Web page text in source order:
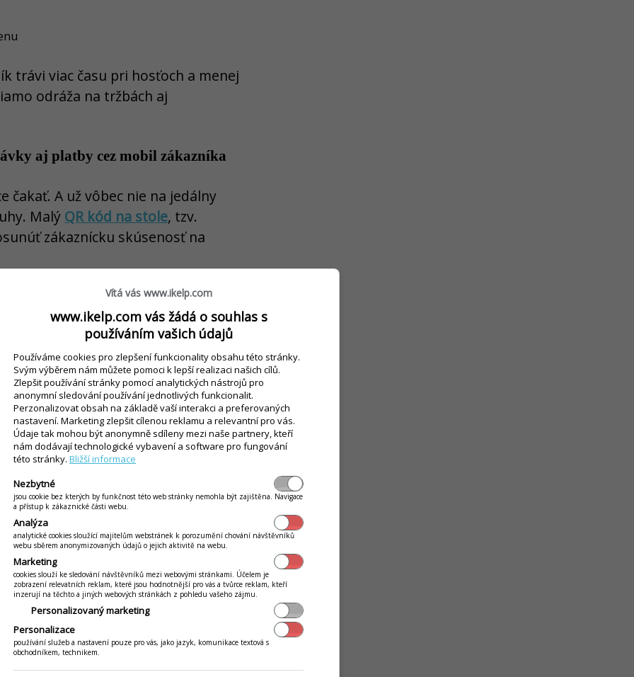
trávi viac času pri hosťoch a menej
odráža na tržbách aj
aj platby cez mobil zákazníka
čakať. A už vôbec nie na jedálny
Malý QR kód na stole, tzv.
zákaznícku skúsenosť na
prípadne aj pridať tringelt
odľahčenie personálu,
a vyššiu plynulosť prevádzky.
prevádzky potvrdzujú, je aj nárast
objedná viac, keď má
samoobslužnému kiosku
prevádzky poznajú jeden
Vítá vás www.ikelp.com
www.ikelp.com vás žádá o souhlas s
používáním vašich údajů
Používáme cookies pro zlepšení funkcionality obsahu této stránky.
Svým výběrem nám můžete pomoci k lepší realizaci našich cílů.
Zlepšit používání stránky pomocí analytických nástrojů pro
anonymní sledování používání jednotlivých funkcionalit.
Perzonalizovat obsah na základě vaší interakci a preferovaných
nastavení. Marketing zlepšit cílenou reklamu a relevantní pro vás.
Údaje tak mohou být anonymně sdíleny mezi naše partnery, kteří
nám dodávají technologické vybavení a software pro fungování
této stránky. Bližší informace
Nezbytné
jsou cookie bez kterých by funkčnost této web stránky nemohla být zajištěna. Navigace
a přístup k zákaznické části webu.
Analýza
analytické cookies sloužící majitelům webstránek k porozumění chování návštěvníků
webu sběrem anonymizovaných údajů o jejich aktivitě na webu.
Marketing
cookies slouží ke sledování návštěvníků mezi webovými stránkami. Účelem je
zobrazení relevatních reklam, které jsou hodnotnější pro vás a tvůrce reklam, kteří
inzerují na těchto a jiných webových stránkách z pohledu vašeho zájmu.
Personalizovaný marketing
Personalizace
používání služeb a nastavení pouze pro vás, jako jazyk, komunikace textová s
obchodníkem, technikem.